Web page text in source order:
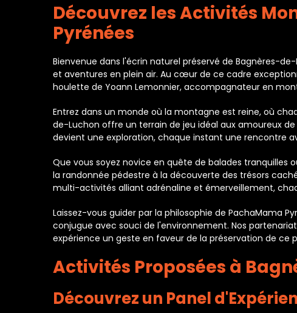
Découvrez les Activités
Pyrénées
Bienvenue dans l'écrin naturel préservé de Bagnères-
et aventures en plein air. Au cœur de ce cadre
houlette de Yoann Lemonnier, accompagnateur en
Entrez dans un monde où la montagne est reine, où
de-Luchon offre un terrain de jeu idéal aux amoureux
devient une exploration, chaque instant une rencontre
Que vous soyez novice en quête de balades
la randonnée pédestre à la découverte des trésors
multi-activités alliant adrénaline et émerveillement,
Laissez-vous guider par la philosophie de PachaMama
conjugue avec souci de l'environnement. Nos
expérience un geste en faveur de la préservation de ce
Activités Proposées à
Découvrez un Panel